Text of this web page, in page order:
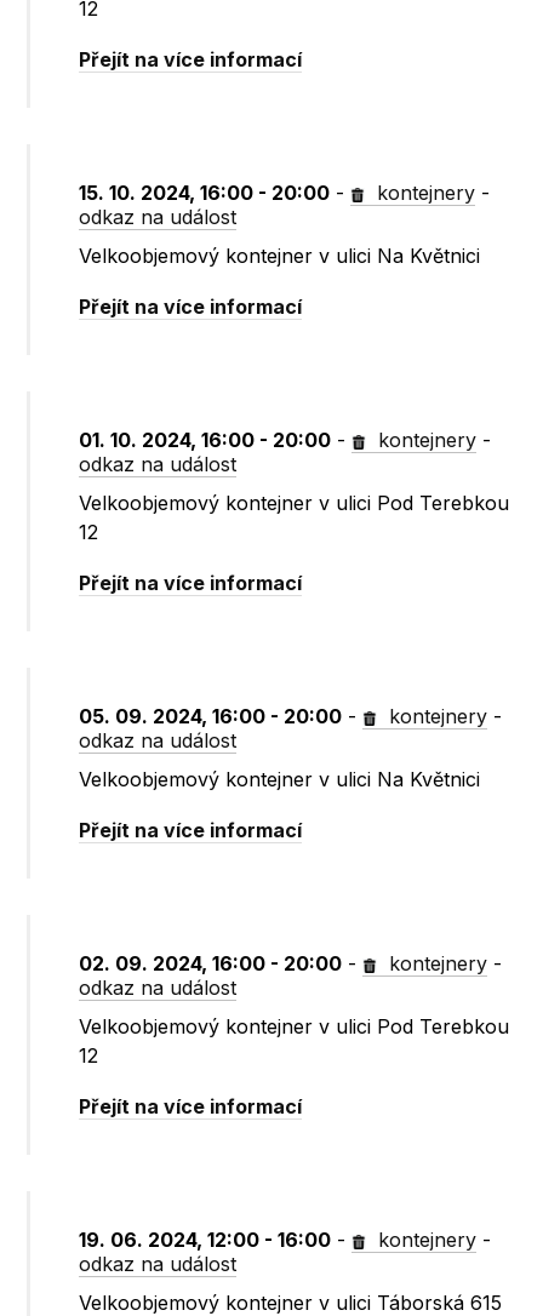
12
Přejít na více informací
15. 10. 2024, 16:00 - 20:00 - kontejnery -
odkaz na událost
Velkoobjemový kontejner v ulici Na Květnici
Přejít na více informací
01. 10. 2024, 16:00 - 20:00 - kontejnery -
odkaz na událost
Velkoobjemový kontejner v ulici Pod Terebkou
12
Přejít na více informací
05. 09. 2024, 16:00 - 20:00 - kontejnery -
odkaz na událost
Velkoobjemový kontejner v ulici Na Květnici
Přejít na více informací
02. 09. 2024, 16:00 - 20:00 - kontejnery -
odkaz na událost
Velkoobjemový kontejner v ulici Pod Terebkou
12
Přejít na více informací
19. 06. 2024, 12:00 - 16:00 - kontejnery -
odkaz na událost
Velkoobjemový kontejner v ulici Táborská 615